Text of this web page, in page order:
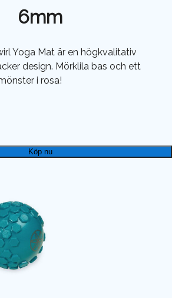
6mm
Yoga Mat är en högkvalitativ
design. Mörklila bas och ett
i rosa!
Köp nu